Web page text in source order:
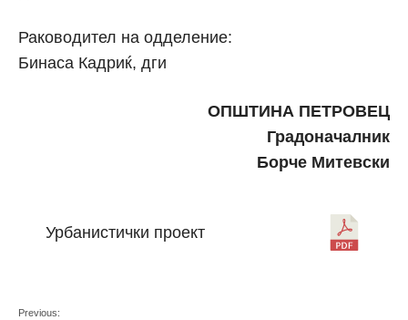
Раководител на одделение:
Бинаса Кадриќ, дги
ОПШТИНА ПЕТРОВЕЦ
Градоначалник
Борче Митевски
Урбанистички проект
Previous: